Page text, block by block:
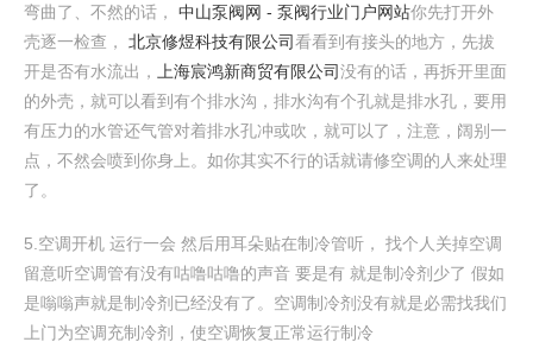
弯曲了、不然的话， 中山泵阀网 - 泵阀行业门户网站你先打开外
壳逐一检查， 北京修煜科技有限公司看看到有接头的地方，先拔
开是否有水流出，
上海宸鸿新商贸有限公司没有的话，再拆开里面
的外壳，就可以看到有个排水沟，排水沟有个孔就是排水孔，要用
有压力的水管还气管对着排水孔冲或吹，就可以了，注意，阔别一
点，不然会喷到你身上。如你其实不行的话就请修空调的人来处理
了。
5.空调开机 运行一会 然后用耳朵贴在制冷管听， 找个人关掉空调
留意听空调管有没有咕噜咕噜的声音 要是有 就是制冷剂少了 假如
是嗡嗡声就是制冷剂已经没有了。空调制冷剂没有就是必需找我们
上门为空调充制冷剂，使空调恢复正常运行制冷